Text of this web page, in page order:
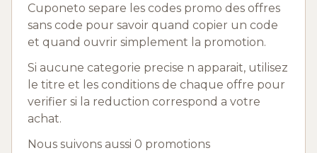
Cuponeto separe les codes promo des offres
sans code pour savoir quand copier un code
et quand ouvrir simplement la promotion.
Si aucune categorie precise n apparait, utilisez
le titre et les conditions de chaque offre pour
verifier si la reduction correspond a votre
achat.
Nous suivons aussi 0 promotions